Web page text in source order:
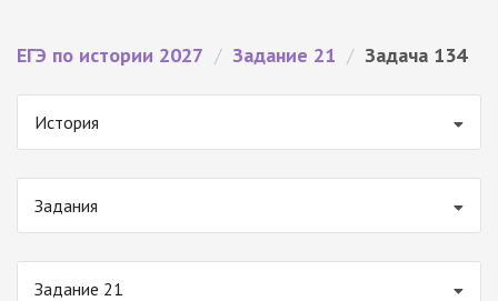
ЕГЭ по истории 2027 / Задание 21 / Задача 134
История
Задания
Задание 21